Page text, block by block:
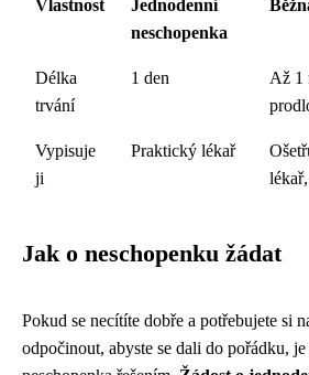
Vlastnost
Jednodenní
neschopenka
Délka
trvání
1 den
Až 1
Vypisuje
ji
Praktický lékař
Jak o neschopenku žádat
Pokud se necítíte dobře a potřebujete si
odpočinout, abyste se dali do pořádku,